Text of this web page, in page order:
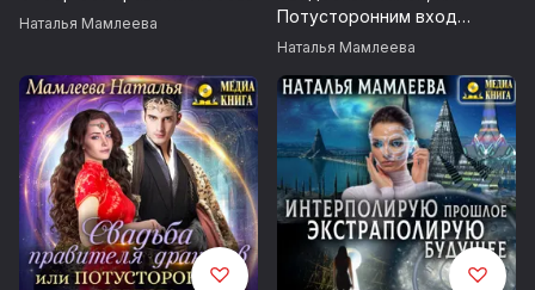
Слушаем, лайкаем, активно комментируем! )
© & ℗ ООО «МедиаКнига», 2020
Наталья Мамлеева
Потусторонним вход
воспрещен
Наталья Мамлеева